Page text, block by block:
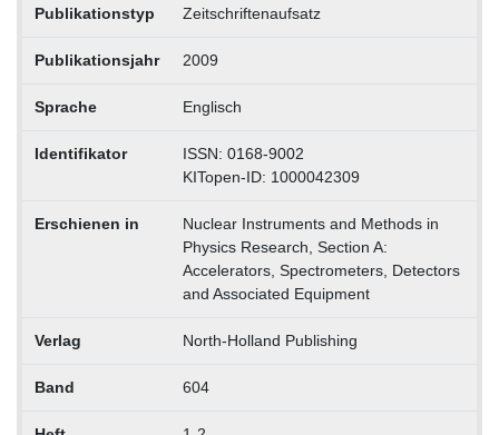
Publikationstyp Zeitschriftenaufsatz
Publikationsjahr 2009
Sprache Englisch
Identifikator
ISSN: 0168-9002
KITopen-ID: 1000042309
Erschienen in
Nuclear Instruments and Methods in
Physics Research, Section A:
Accelerators, Spectrometers, Detectors
and Associated Equipment
Verlag North-Holland Publishing
Band 604